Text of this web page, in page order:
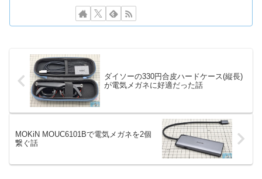
ダイソーの330円合皮ハードケース(縦長)
が電気メガネに好適だった話
MOKiN MOUC6101Bで電気メガネを2個
繋ぐ話